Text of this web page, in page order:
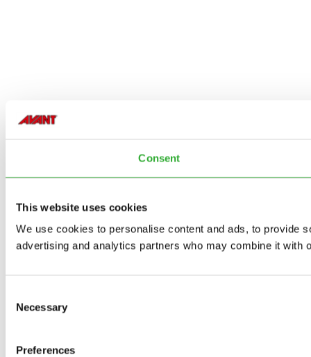
Consent
This website uses cookies
We use cookies to personalise content and ads, to provide
advertising and analytics partners who may combine it with
Selection
Necessary
Preferences